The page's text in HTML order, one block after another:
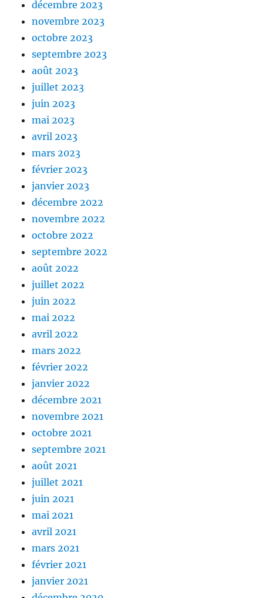
décembre 2023
novembre 2023
octobre 2023
septembre 2023
août 2023
juillet 2023
juin 2023
mai 2023
avril 2023
mars 2023
février 2023
janvier 2023
décembre 2022
novembre 2022
octobre 2022
septembre 2022
août 2022
juillet 2022
juin 2022
mai 2022
avril 2022
mars 2022
février 2022
janvier 2022
décembre 2021
novembre 2021
octobre 2021
septembre 2021
août 2021
juillet 2021
juin 2021
mai 2021
avril 2021
mars 2021
février 2021
janvier 2021